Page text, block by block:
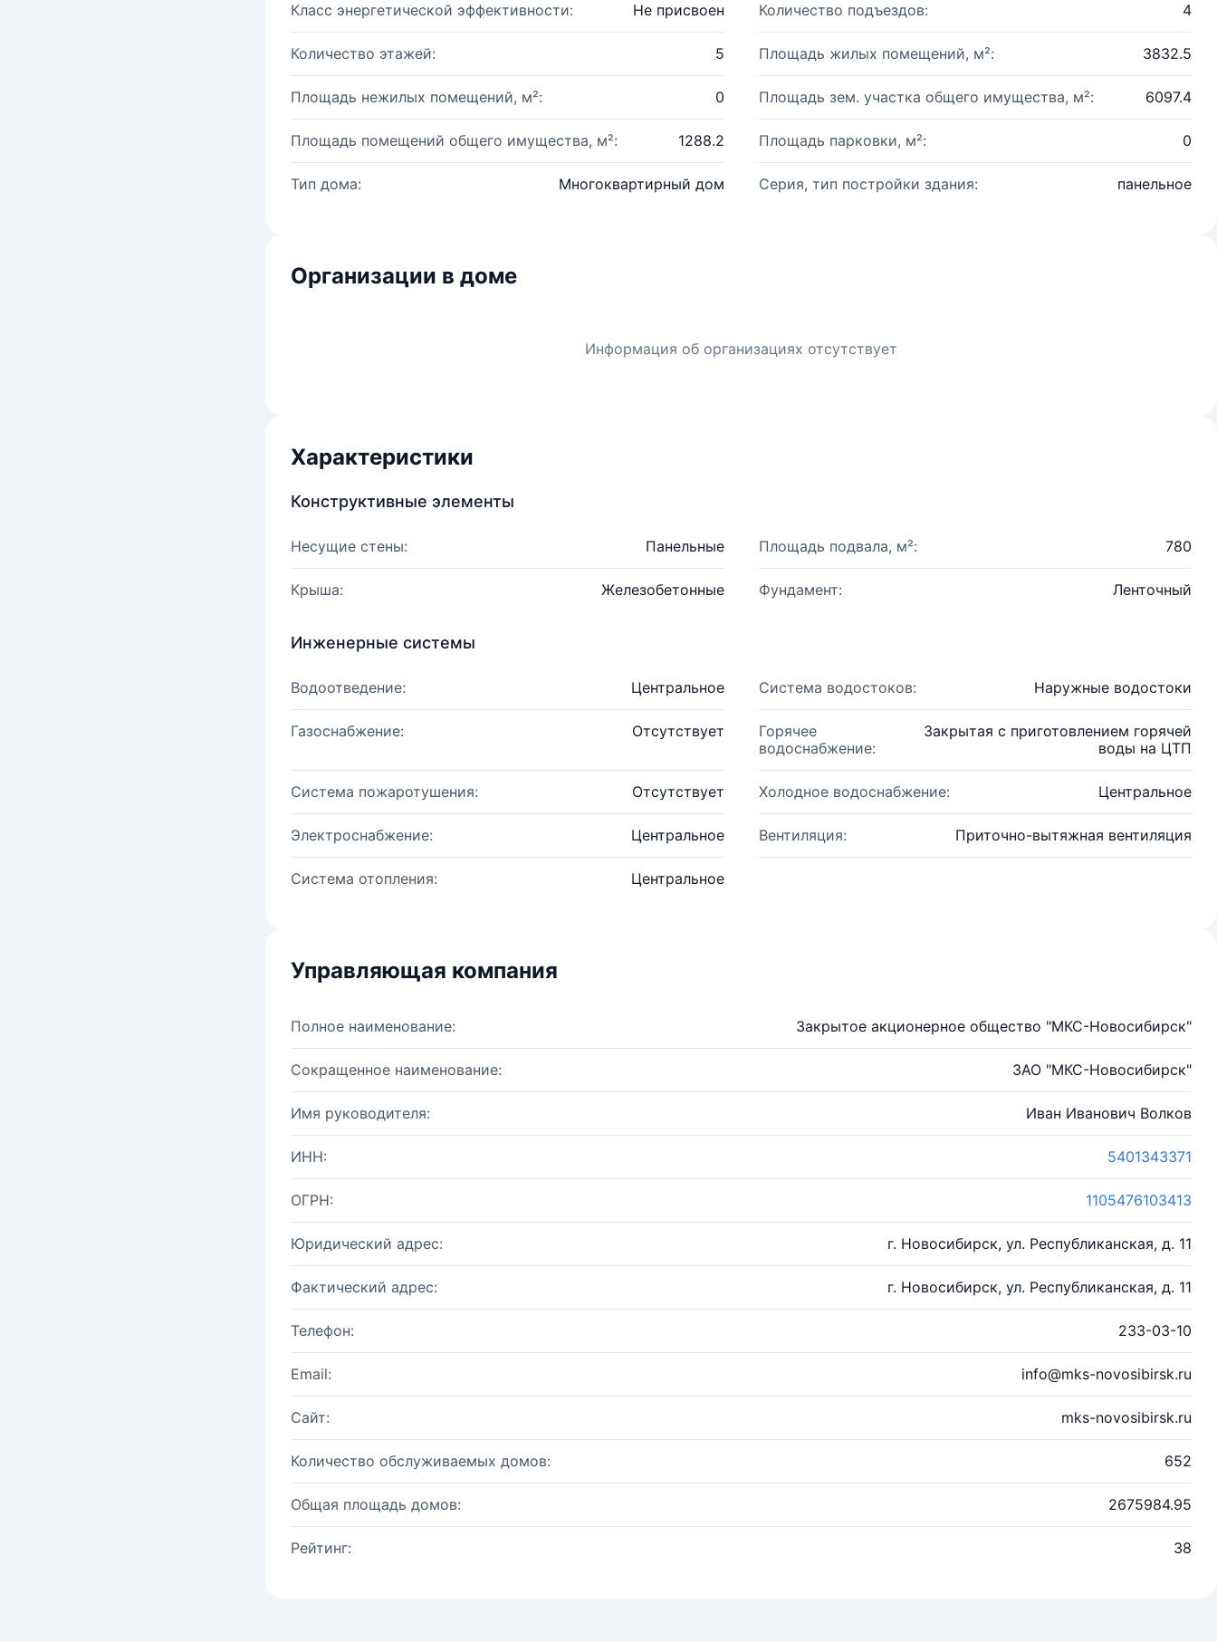
Класс энергетической эффективности: Не присвоен Количество подъездов: 4
Количество этажей: 5 Площадь жилых помещений, м²: 3832.5
Площадь нежилых помещений, м²: 0 Площадь зем. участка общего имущества, м²: 6097.4
Площадь помещений общего имущества, м²: 1288.2 Площадь парковки, м²: 0
Тип дома: Многоквартирный дом Серия, тип постройки здания: панельное
Организации в доме
Информация об организациях отсутствует
Характеристики
Конструктивные элементы
Несущие стены: Панельные Площадь подвала, м²: 780
Крыша: Железобетонные Фундамент: Ленточный
Инженерные системы
Водоотведение: Центральное Система водостоков: Наружные водостоки
Газоснабжение: Отсутствует
Горячее
водоснабжение:
Закрытая с приготовлением горячей
воды на ЦТП
Система пожаротушения: Отсутствует Холодное водоснабжение: Центральное
Электроснабжение: Центральное Вентиляция: Приточно-вытяжная вентиляция
Система отопления: Центральное
Управляющая компания
Полное наименование: Закрытое акционерное общество "МКС-Новосибирск"
Сокращенное наименование: ЗАО "МКС-Новосибирск"
Имя руководителя: Иван Иванович Волков
ИНН: 5401343371
ОГРН: 1105476103413
Юридический адрес: г. Новосибирск, ул. Республиканская, д. 11
Фактический адрес: г. Новосибирск, ул. Республиканская, д. 11
Телефон: 233-03-10
Email: info@mks-novosibirsk.ru
Сайт: mks-novosibirsk.ru
Количество обслуживаемых домов: 652
Общая площадь домов: 2675984.95
Рейтинг: 38